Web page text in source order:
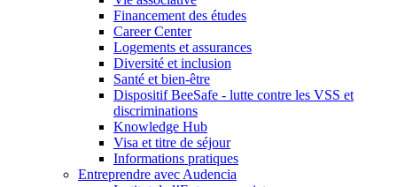
Financement des études
Career Center
Logements et assurances
Diversité et inclusion
Santé et bien-être
Dispositif BeeSafe - lutte contre les VSS et
discriminations
Knowledge Hub
Visa et titre de séjour
Informations pratiques
Entreprendre avec Audencia